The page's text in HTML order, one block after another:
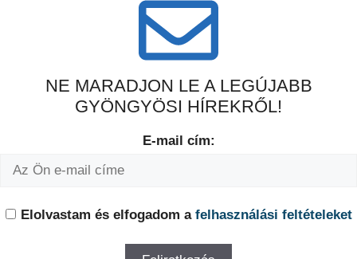
NE MARADJON LE A LEGÚJABB
GYÖNGYÖSI HÍREKRŐL!
E-mail cím:
Elolvastam és elfogadom a felhasználási feltételeket